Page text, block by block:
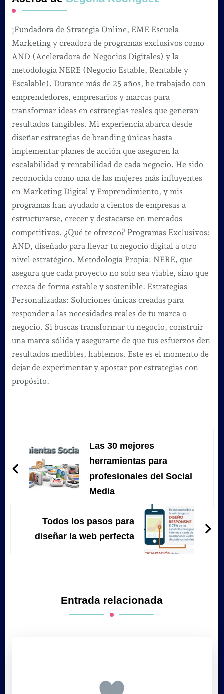
¡Fundadora de Strategia Online, EME Escuela
Marketing y creadora de programas exclusivos como
AND (Aceleradora de Negocios Digitales) y la
metodología NERE (Negocio Estable, Rentable y
Escalable). Durante más de 25 años, he trabajado con
emprendedores, empresarios y marcas para
transformar ideas en estrategias reales que generan
resultados tangibles. Mi experiencia abarca desde
diseñar estrategias de branding únicas hasta
implementar planes de acción que aseguren la
escalabilidad y rentabilidad de cada negocio. He sido
reconocida como una de las mujeres más influyentes
en Marketing Digital y Emprendimiento, y mis
programas han ayudado a cientos de empresas a
estructurarse, crecer y destacarse en mercados
competitivos. ¿Qué te ofrezco? Programas Exclusivos:
AND, diseñado para llevar tu negocio digital a otro
nivel estratégico. Metodología Propia: NERE, que
asegura que cada proyecto no solo sea viable, sino que
crezca de forma estable y sostenible. Estrategias
Personalizadas: Soluciones únicas creadas para
responder a las necesidades reales de tu marca o
negocio. Si buscas transformar tu negocio, construir
una marca sólida y asegurarte de que tus esfuerzos den
resultados medibles, hablemos. Este es el momento de
dejar de experimentar y apostar por estrategias con
propósito.
de
entradas
Las 30 mejores
herramientas para
profesionales del Social
Media
Todos los pasos para
diseñar la web perfecta
Entrada relacionada